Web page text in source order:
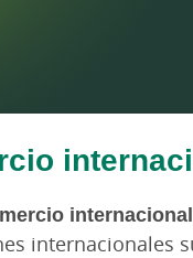
internacionales